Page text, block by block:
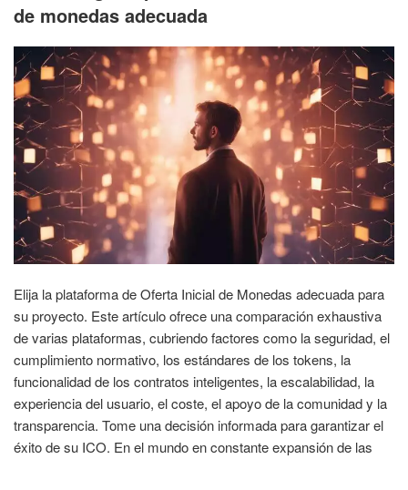
de monedas adecuada
Elija la plataforma de Oferta Inicial de Monedas adecuada para
su proyecto. Este artículo ofrece una comparación exhaustiva
de varias plataformas, cubriendo factores como la seguridad, el
cumplimiento normativo, los estándares de los tokens, la
funcionalidad de los contratos inteligentes, la escalabilidad, la
experiencia del usuario, el coste, el apoyo de la comunidad y la
transparencia. Tome una decisión informada para garantizar el
éxito de su ICO. En el mundo en constante expansión de las